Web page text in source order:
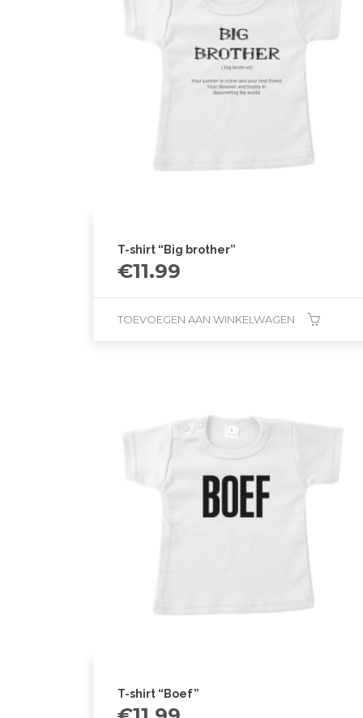
T-shirt “Big brother”
€11.99
TOEVOEGEN AAN WINKELWAGEN
T-shirt “Boef”